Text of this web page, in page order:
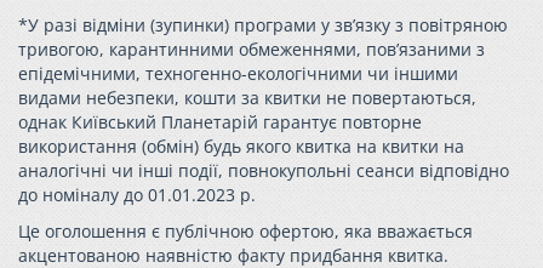
*У разі відміни (зупинки) програми у зв’язку з повітряною
тривогою, карантинними обмеженнями, пов’язаними з
епідемічними, техногенно-екологічними чи іншими
видами небезпеки, кошти за квитки не повертаються,
однак Київський Планетарій гарантує повторне
використання (обмін) будь якого квитка на квитки на
аналогічні чи інші події, повнокупольні сеанси відповідно
до номіналу до 01.01.2023 р.
Це оголошення є публічною офертою, яка вважається
акцентованою наявністю факту придбання квитка.